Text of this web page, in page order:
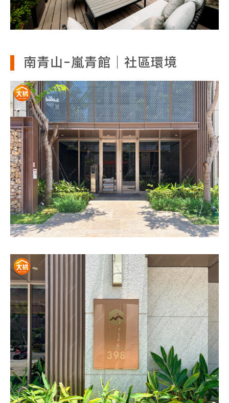
南青山-嵐青館｜社區環境